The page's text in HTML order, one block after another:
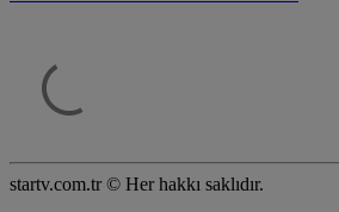
startv.com.tr © Her hakkı saklıdır.